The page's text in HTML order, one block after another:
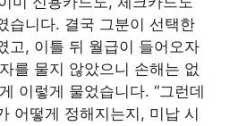
습니다. 결국 그분이 선택한
고, 이틀 뒤 월급이 들어오자
를 물지 않았으니 손해는 없
이렇게 물었습니다. “그런데
어떻게 정해지는지, 미납 시